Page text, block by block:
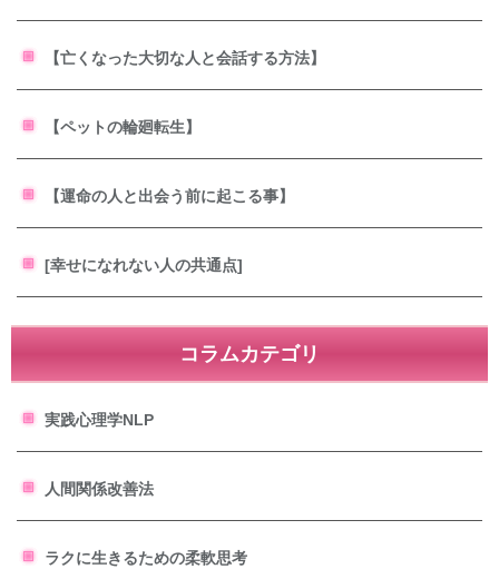
【亡くなった大切な人と会話する方法】
【ペットの輪廻転生】
【運命の人と出会う前に起こる事】
[幸せになれない人の共通点]
コラムカテゴリ
実践心理学NLP
人間関係改善法
ラクに生きるための柔軟思考